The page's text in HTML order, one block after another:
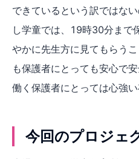
できているという訳ではな
し学童では、19時30分まで
やかに先生方に見てもらう
も保護者にとっても安心で
働く保護者にとっては心強い
今回のプロジェ